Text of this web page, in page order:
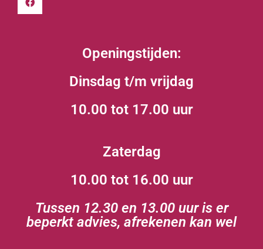
Openingstijden:
Dinsdag t/m vrijdag
10.00 tot 17.00 uur
Zaterdag
10.00 tot 16.00 uur
Tussen 12.30 en 13.00 uur is er
beperkt advies, afrekenen kan wel